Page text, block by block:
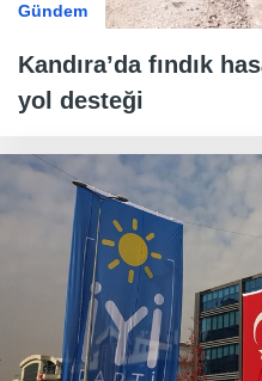
Gündem
Kandıra’da fındık
yol desteği